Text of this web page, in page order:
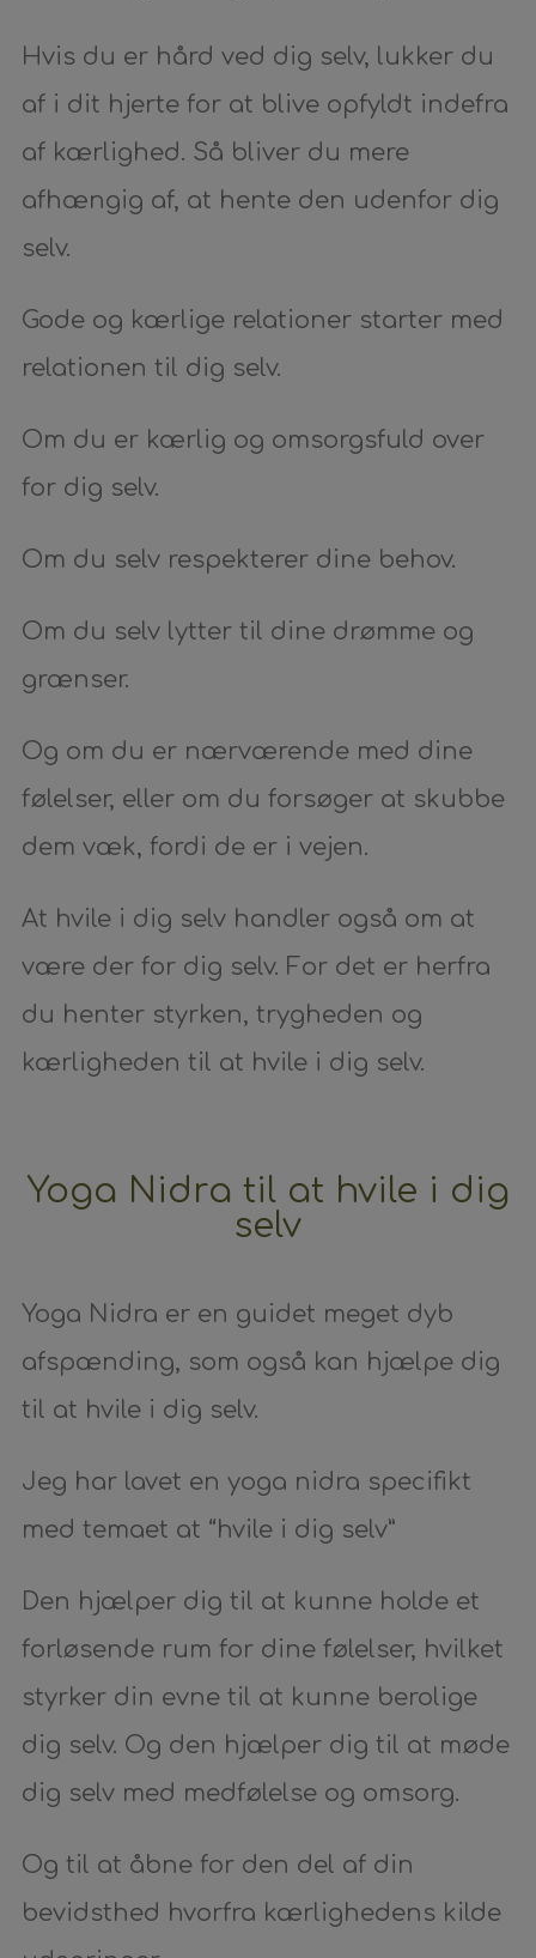
Hvis du er hård ved dig selv, lukker du
af i dit hjerte for at blive opfyldt indefra
af kærlighed. Så bliver du mere
afhængig af, at hente den udenfor dig
selv.
Gode og kærlige relationer starter med
relationen til dig selv.
Om du er kærlig og omsorgsfuld over
for dig selv.
Om du selv respekterer dine behov.
Om du selv lytter til dine drømme og
grænser.
Og om du er nærværende med dine
følelser, eller om du forsøger at skubbe
dem væk, fordi de er i vejen.
At hvile i dig selv handler også om at
være der for dig selv. For det er herfra
du henter styrken, trygheden og
kærligheden til at hvile i dig selv.
Yoga Nidra til at hvile i dig
selv
Yoga Nidra er en guidet meget dyb
afspænding, som også kan hjælpe dig
til at hvile i dig selv.
Jeg har lavet en yoga nidra specifikt
med temaet at “hvile i dig selv”
Den hjælper dig til at kunne holde et
forløsende rum for dine følelser, hvilket
styrker din evne til at kunne berolige
dig selv. Og den hjælper dig til at møde
dig selv med medfølelse og omsorg.
Og til at åbne for den del af din
bevidsthed hvorfra kærlighedens kilde